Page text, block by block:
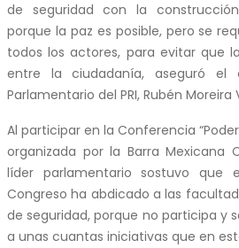
de seguridad con la
porque la paz es posible, pero se
todos los actores, para evitar que
entre la ciudadanía, aseguró el
Parlamentario del PRI, Rubén Moreira
Al participar en la Conferencia
organizada por la Barra Mexicana
líder parlamentario sostuvo que
Congreso ha abdicado a las
de seguridad, porque no participa y
a unas cuantas iniciativas que en